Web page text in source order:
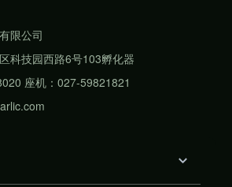
限公司
科技园西路6号103孵化器
座机：027-59821821